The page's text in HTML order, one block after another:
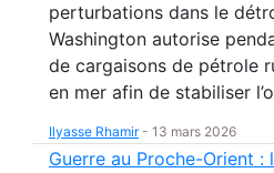
perturbations dans le
Washington autorise
de cargaisons de pétrole
en mer afin de stabiliser
Ilyasse Rhamir- 13 mars 2026
Guerre au Proche-Orient :